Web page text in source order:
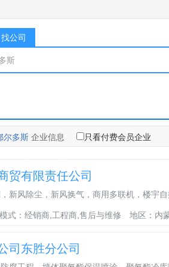
找公司
尔多斯企业信息 只看付费会员企业
贸有限责任公司
新风除尘，新风换气，商用多联机，楼宇
式：经销商,工程商,售后与维修
地区：内
司东胜分公司